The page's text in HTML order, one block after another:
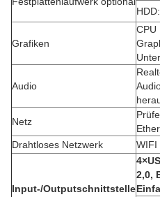
Grafiken
CPU
Audio
Netz
Drahtloses Netzwerk
WIFI
Input-/Outputschnittstelle
2,0,